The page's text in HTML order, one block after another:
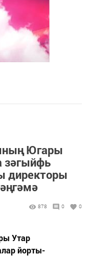
Югары
зәгыйфь
директоры
878 0 0
Утар
йорты-